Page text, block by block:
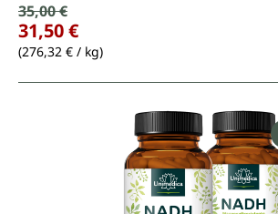
Prezzo di vendita:
Prezzo normale:
35,00 €
31,50 €
(276,32 € / kg)